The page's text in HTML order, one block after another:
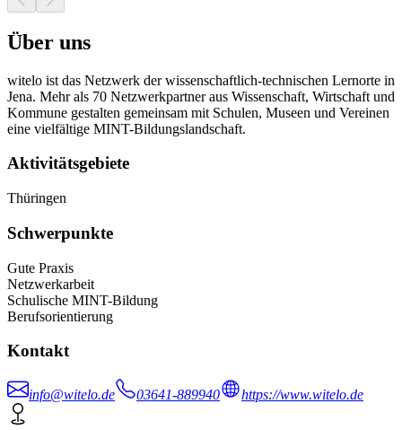
Über uns
witelo ist das Netzwerk der wissenschaftlich-technischen Lernorte in
Jena. Mehr als 70 Netzwerkpartner aus Wissenschaft, Wirtschaft und
Kommune gestalten gemeinsam mit Schulen, Museen und Vereinen
eine vielfältige MINT-Bildungslandschaft.
Aktivitätsgebiete
Thüringen
Schwerpunkte
Gute Praxis
Netzwerkarbeit
Schulische MINT-Bildung
Berufsorientierung
Kontakt
info@witelo.de 03641-889940 https://www.witelo.de